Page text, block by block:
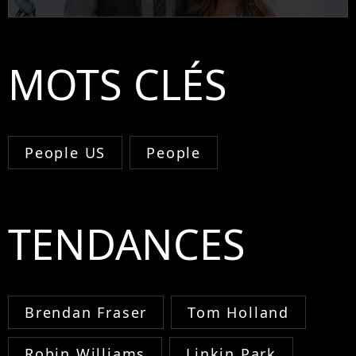
MOTS CLÉS
People US People
TENDANCES
Brendan Fraser Tom Holland